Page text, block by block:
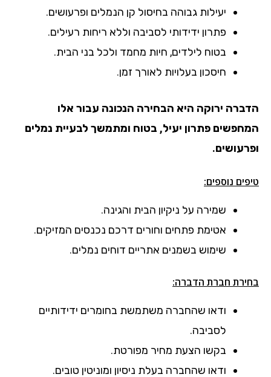
יעילות גבוהה בחיסול קן הנמלים ופרעושים.
פתרון ידידותי לסביבה וללא ריחות רעילים.
בטוח לילדים, חיות מחמד ולכל בני הבית.
חיסכון בעלויות לאורך זמן.
הדברה ירוקה היא הבחירה הנכונה עבור אלו
המחפשים פתרון יעיל, בטוח ומתמשך לבעיית נמלים
ופרעושים.
טיפים נוספים:
שמירה על ניקיון הבית והגינה.
אטימת פתחים וחורים דרכם נכנסים המזיקים.
שימוש בשמנים אתריים דוחים נמלים.
בחירת חברת הדברה:
ודאו שהחברה משתמשת בחומרים ידידותיים
לסביבה.
בקשו הצעת מחיר מפורטת.
ודאו שהחברה בעלת ניסיון ומוניטין טובים.